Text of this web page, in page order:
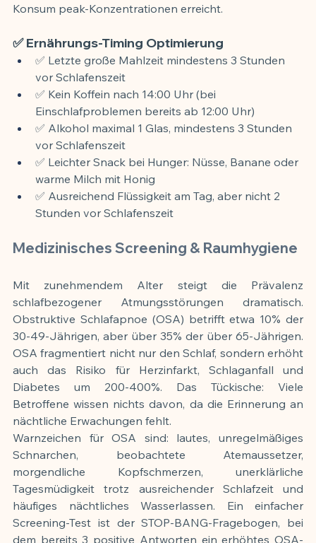
Konsum peak-Konzentrationen erreicht.
✅ Ernährungs-Timing Optimierung
✅ Letzte große Mahlzeit mindestens 3 Stunden
vor Schlafenszeit
✅ Kein Koffein nach 14:00 Uhr (bei
Einschlafproblemen bereits ab 12:00 Uhr)
✅ Alkohol maximal 1 Glas, mindestens 3 Stunden
vor Schlafenszeit
✅ Leichter Snack bei Hunger: Nüsse, Banane oder
warme Milch mit Honig
✅ Ausreichend Flüssigkeit am Tag, aber nicht 2
Stunden vor Schlafenszeit
Medizinisches Screening & Raumhygiene
Mit zunehmendem Alter steigt die Prävalenz
schlafbezogener Atmungsstörungen dramatisch.
Obstruktive Schlafapnoe (OSA) betrifft etwa 10% der
30-49-Jährigen, aber über 35% der über 65-Jährigen.
OSA fragmentiert nicht nur den Schlaf, sondern erhöht
auch das Risiko für Herzinfarkt, Schlaganfall und
Diabetes um 200-400%. Das Tückische: Viele
Betroffene wissen nichts davon, da die Erinnerung an
nächtliche Erwachungen fehlt.
Warnzeichen für OSA sind: lautes, unregelmäßiges
Schnarchen, beobachtete Atemaussetzer,
morgendliche Kopfschmerzen, unerklärliche
Tagesmüdigkeit trotz ausreichender Schlafzeit und
häufiges nächtliches Wasserlassen. Ein einfacher
Screening-Test ist der STOP-BANG-Fragebogen, bei
dem bereits 3 positive Antworten ein erhöhtes OSA-